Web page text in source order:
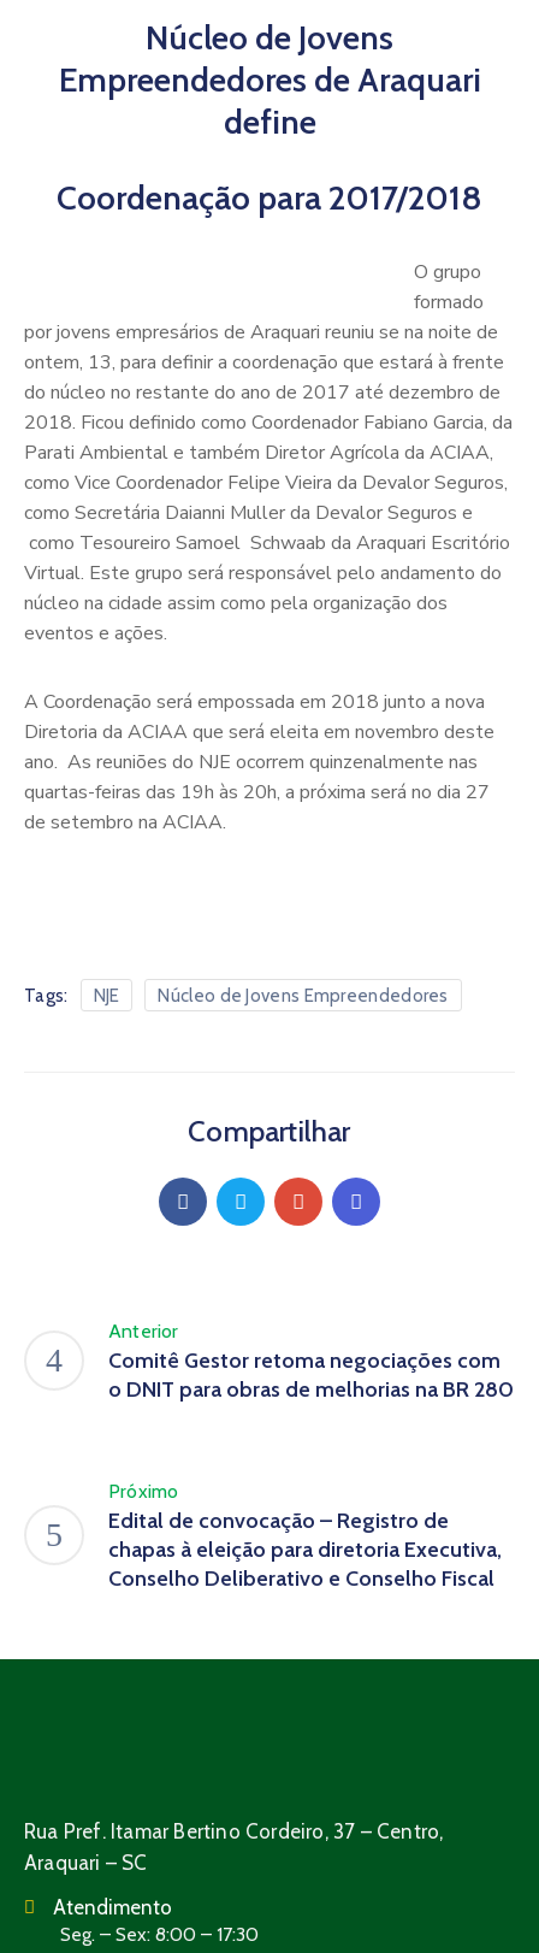
Núcleo de Jovens
Empreendedores de Araquari
define
Coordenação para 2017/2018
O grupo
formado
por jovens empresários de Araquari reuniu se na noite de
ontem, 13, para definir a coordenação que estará à frente
do núcleo no restante do ano de 2017 até dezembro de
2018. Ficou definido como Coordenador Fabiano Garcia, da
Parati Ambiental e também Diretor Agrícola da ACIAA,
como Vice Coordenador Felipe Vieira da Devalor Seguros,
como Secretária Daianni Muller da Devalor Seguros e
como Tesoureiro Samoel Schwaab da Araquari Escritório
Virtual. Este grupo será responsável pelo andamento do
núcleo na cidade assim como pela organização dos
eventos e ações.
A Coordenação será empossada em 2018 junto a nova
Diretoria da ACIAA que será eleita em novembro deste
ano. As reuniões do NJE ocorrem quinzenalmente nas
quartas-feiras das 19h às 20h, a próxima será no dia 27
de setembro na ACIAA.
Tags: NJE Núcleo de Jovens Empreendedores
Compartilhar
Anterior
Comitê Gestor retoma negociações com
o DNIT para obras de melhorias na BR 280
Próximo
Edital de convocação – Registro de
chapas à eleição para diretoria Executiva,
Conselho Deliberativo e Conselho Fiscal
Rua Pref. Itamar Bertino Cordeiro, 37 – Centro,
Araquari – SC
Atendimento
Seg. – Sex: 8:00 – 17:30